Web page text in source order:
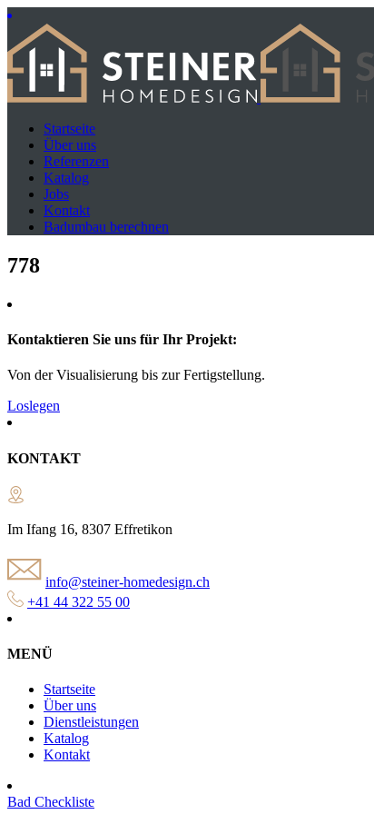
Startseite
Über uns
Referenzen
Katalog
Jobs
Kontakt
Badumbau berechnen
778
Kontaktieren Sie uns für Ihr Projekt:
Von der Visualisierung bis zur Fertigstellung.
Loslegen
KONTAKT
Im Ifang 16, 8307 Effretikon
info@steiner-homedesign.ch
+41 44 322 55 00
MENÜ
Startseite
Über uns
Dienstleistungen
Katalog
Kontakt
Bad Checkliste